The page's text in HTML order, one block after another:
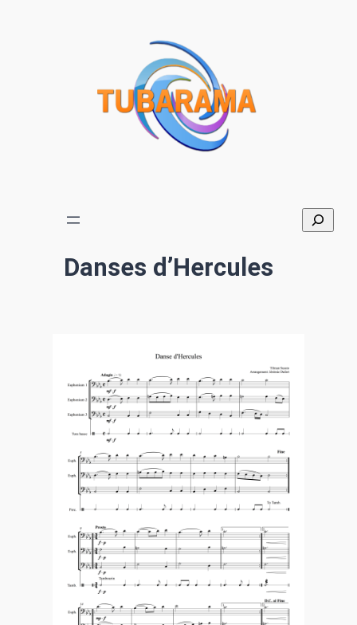
Danses d’Hercules